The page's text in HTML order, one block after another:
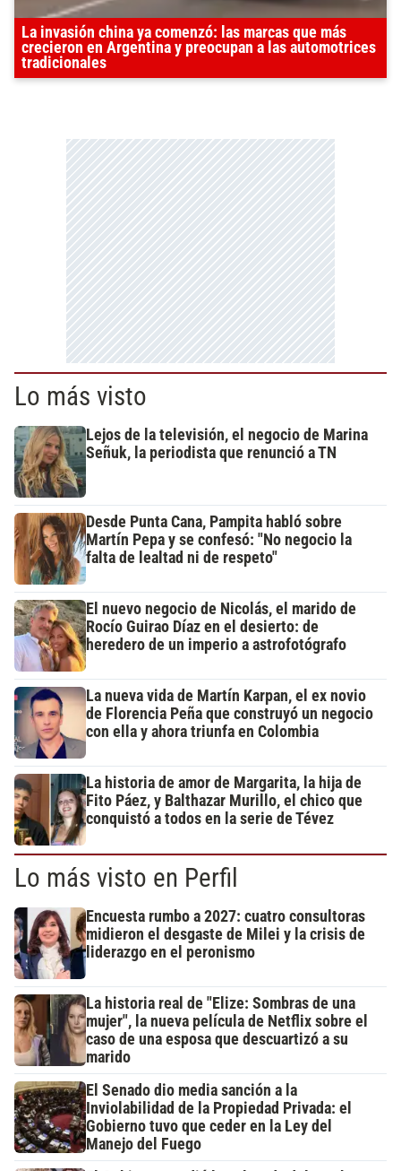
La invasión china ya comenzó: las marcas que más
crecieron en Argentina y preocupan a las automotrices
tradicionales
Lo más visto
Lejos de la televisión, el negocio de Marina
Señuk, la periodista que renunció a TN
Desde Punta Cana, Pampita habló sobre
Martín Pepa y se confesó: "No negocio la
falta de lealtad ni de respeto"
El nuevo negocio de Nicolás, el marido de
Rocío Guirao Díaz en el desierto: de
heredero de un imperio a astrofotógrafo
La nueva vida de Martín Karpan, el ex novio
de Florencia Peña que construyó un negocio
con ella y ahora triunfa en Colombia
La historia de amor de Margarita, la hija de
Fito Páez, y Balthazar Murillo, el chico que
conquistó a todos en la serie de Tévez
Lo más visto en Perfil
Encuesta rumbo a 2027: cuatro consultoras
midieron el desgaste de Milei y la crisis de
liderazgo en el peronismo
La historia real de "Elize: Sombras de una
mujer", la nueva película de Netflix sobre el
caso de una esposa que descuartizó a su
marido
El Senado dio media sanción a la
Inviolabilidad de la Propiedad Privada: el
Gobierno tuvo que ceder en la Ley del
Manejo del Fuego